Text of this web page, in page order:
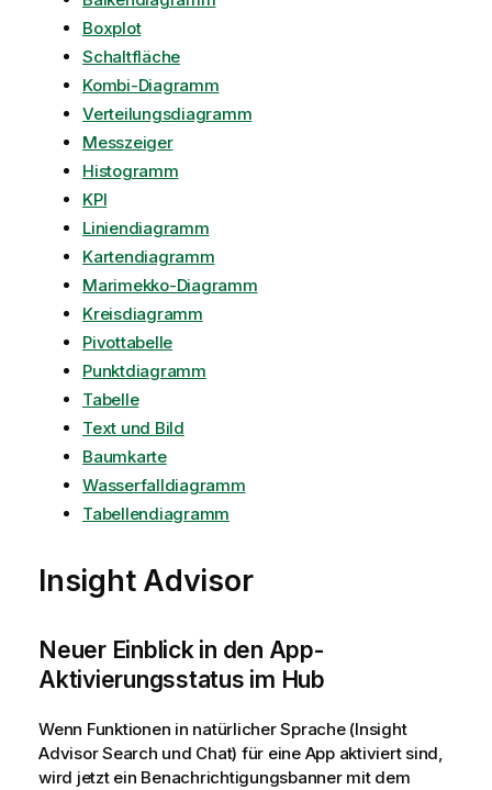
Boxplot
Schaltfläche
Kombi-Diagramm
Verteilungsdiagramm
Messzeiger
Histogramm
KPI
Liniendiagramm
Kartendiagramm
Marimekko-Diagramm
Kreisdiagramm
Pivottabelle
Punktdiagramm
Tabelle
Text und Bild
Baumkarte
Wasserfalldiagramm
Tabellendiagramm
Insight Advisor
Neuer Einblick in den App-
Aktivierungsstatus im Hub
Wenn Funktionen in natürlicher Sprache (Insight
Advisor Search und Chat) für eine App aktiviert sind,
wird jetzt ein Benachrichtigungsbanner mit dem